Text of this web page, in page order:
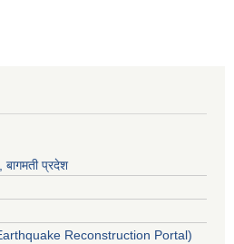
बागमती प्रदेश
Reconstruction Portal)